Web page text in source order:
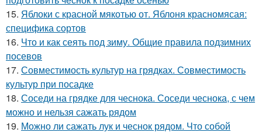
15. Яблоки с красной мякотью от. Яблоня красномясая:
специфика сортов
16. Что и как сеять под зиму. Общие правила подзимних
посевов
17. Совместимость культур на грядках. Совместимость
культур при посадке
18. Соседи на грядке для чеснока. Соседи чеснока, с чем
можно и нельзя сажать рядом
19. Можно ли сажать лук и чеснок рядом. Что собой